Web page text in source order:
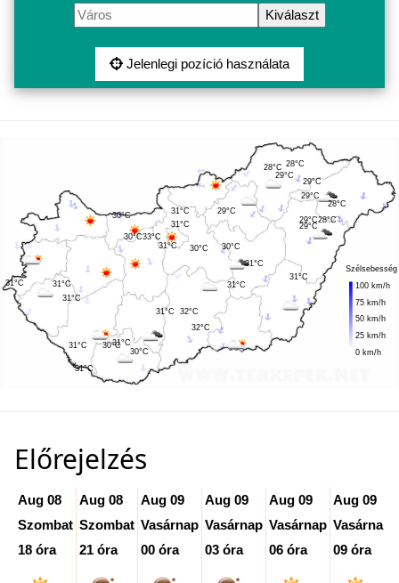
Jelenlegi pozíció használata
29°C
30°C
30°C
31°C
31°C
31°C
32°C
32°C
31°C
31°C
30°C
31°C
28°C 28°C
29°C
29°C
33°C
29°C
28°C
29°C
31°C
30°C
30°C
31°C
31°C
31°C
28°C
29°C
31°C
31°C
31°C
30°C
Szélsebesség
100 km/h
75 km/h
50 km/h
25 km/h
0 km/h
Előrejelzés
Aug 08
Szombat
18 óra
Aug 08
Szombat
21 óra
Aug 09
Vasárnap
00 óra
Aug 09
Vasárnap
03 óra
Aug 09
Vasárnap
06 óra
Aug 09
Vasárnap
09 óra